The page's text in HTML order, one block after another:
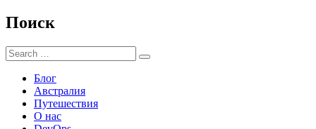
Поиск
Search
for:
Search
Блог
Австралия
Путешествия
О нас